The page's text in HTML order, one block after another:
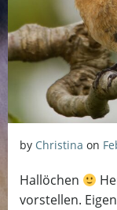
by Christina on
Hallöchen
vorstellen.